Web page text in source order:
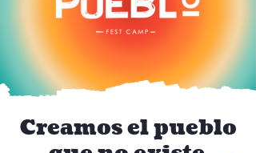
Creamos el pueblo